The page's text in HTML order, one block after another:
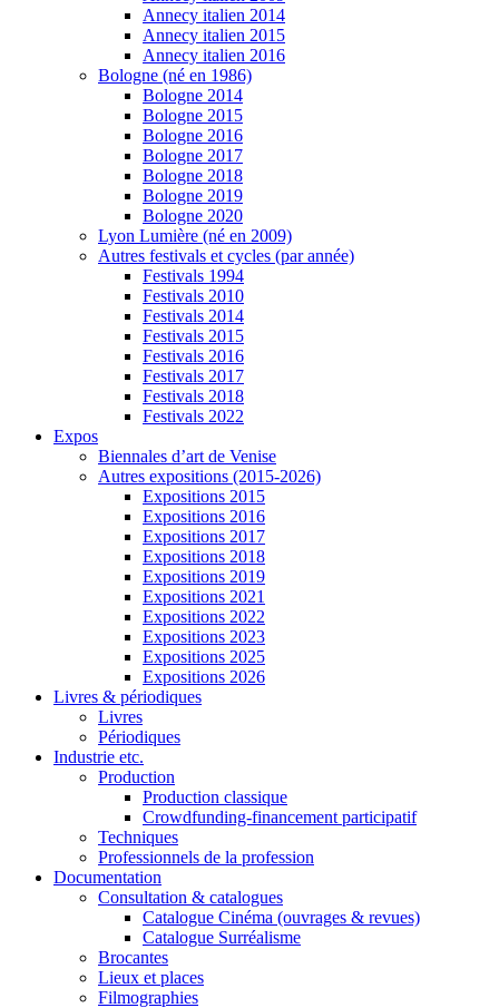
Annecy italien 2014
Annecy italien 2015
Annecy italien 2016
Bologne (né en 1986)
Bologne 2014
Bologne 2015
Bologne 2016
Bologne 2017
Bologne 2018
Bologne 2019
Bologne 2020
Lyon Lumière (né en 2009)
Autres festivals et cycles (par année)
Festivals 1994
Festivals 2010
Festivals 2014
Festivals 2015
Festivals 2016
Festivals 2017
Festivals 2018
Festivals 2022
Expos
Biennales d’art de Venise
Autres expositions (2015-2026)
Expositions 2015
Expositions 2016
Expositions 2017
Expositions 2018
Expositions 2019
Expositions 2021
Expositions 2022
Expositions 2023
Expositions 2025
Expositions 2026
Livres & périodiques
Livres
Périodiques
Industrie etc.
Production
Production classique
Crowdfunding-financement participatif
Techniques
Professionnels de la profession
Documentation
Consultation & catalogues
Catalogue Cinéma (ouvrages & revues)
Catalogue Surréalisme
Brocantes
Lieux et places
Filmographies